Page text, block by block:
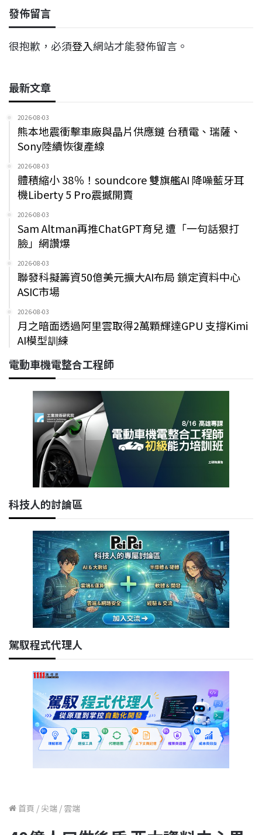
發佈留言
很抱歉，必須登入網站才能發佈留言。
最新文章
2026-08-03
熊本地震衝擊車廠與晶片供應鏈 台積電、瑞薩、
Sony陸續恢復產線
2026-08-03
體積縮小 38％！soundcore 雙旗艦AI 降噪藍牙耳
機Liberty 5 Pro震撼開賣
2026-08-03
Sam Altman再推ChatGPT育兒 遭「一句話狠打
臉」網讚爆
2026-08-03
聯發科擬籌資50億美元擴大AI布局 鎖定資料中心
ASIC市場
2026-08-03
月之暗面透過阿里雲取得2萬顆輝達GPU 支撐Kimi
AI模型訓練
電動車機電整合工程師
科技人的討論區
駕馭程式代理人